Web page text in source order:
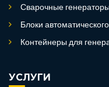
Сварочные генераторы
Блоки
Контейнеры для
УСЛУГИ